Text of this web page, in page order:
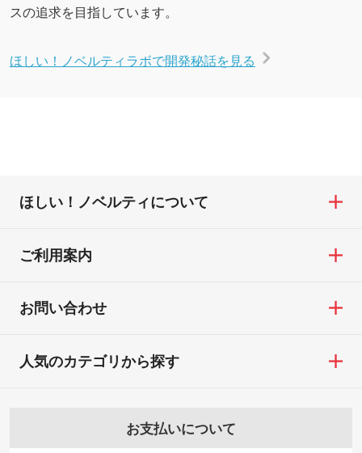
スの追求を目指しています。
ほしい！ノベルティラボで開発秘話を見る
ほしい！ノベルティについて
ご利用案内
お問い合わせ
お支払いについて
人気のカテゴリから探す